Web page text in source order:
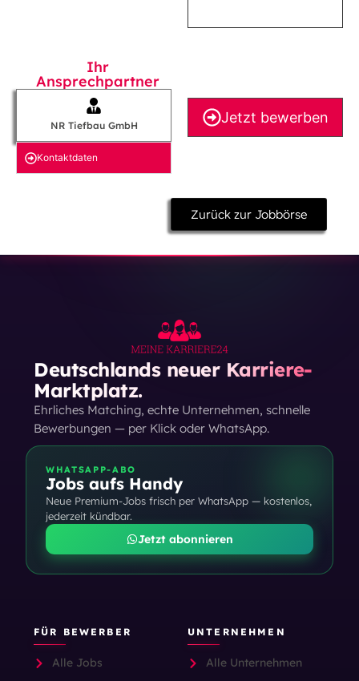
Ihr
Ansprechpartner
NR Tiefbau GmbH
Kontakt­daten
Jetzt bewerben
Zurück zur Jobbörse
Deutschlands neuer Karriere-
Marktplatz.
Ehrliches Matching, echte Unternehmen, schnelle
Bewerbungen — per Klick oder WhatsApp.
WHATSAPP-ABO
Jobs aufs Handy
Neue Premium-Jobs frisch per WhatsApp — kostenlos,
jederzeit kündbar.
Jetzt abonnieren
FÜR BEWERBER
Alle Jobs
UNTERNEHMEN
Alle Unternehmen